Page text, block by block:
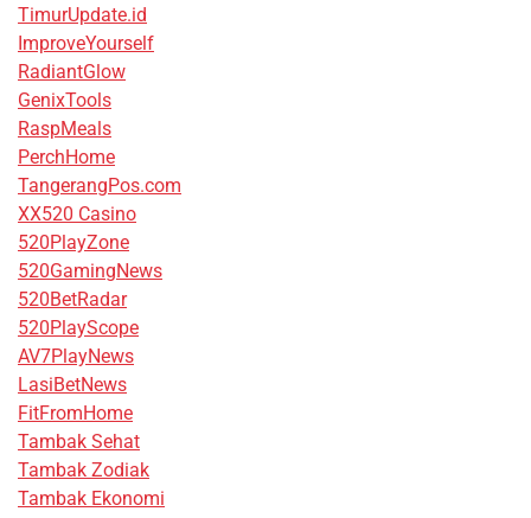
TimurUpdate.id
ImproveYourself
RadiantGlow
GenixTools
RaspMeals
PerchHome
TangerangPos.com
XX520 Casino
520PlayZone
520GamingNews
520BetRadar
520PlayScope
AV7PlayNews
LasiBetNews
FitFromHome
Tambak Sehat
Tambak Zodiak
Tambak Ekonomi